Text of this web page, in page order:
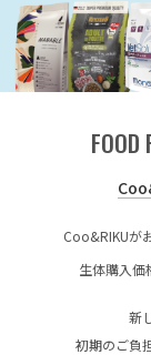
FOOD
Coo&RIKUが
生体購入価
新
初期のご負